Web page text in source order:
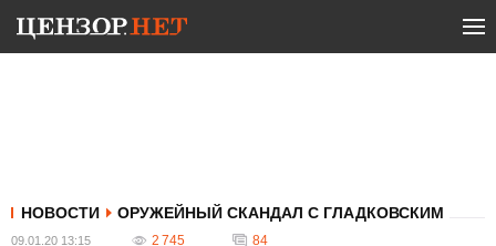
НОВОСТИ ОРУЖЕЙНЫЙ СКАНДАЛ С ГЛАДКОВСКИМ
09.01.20 13:15 2 745 84